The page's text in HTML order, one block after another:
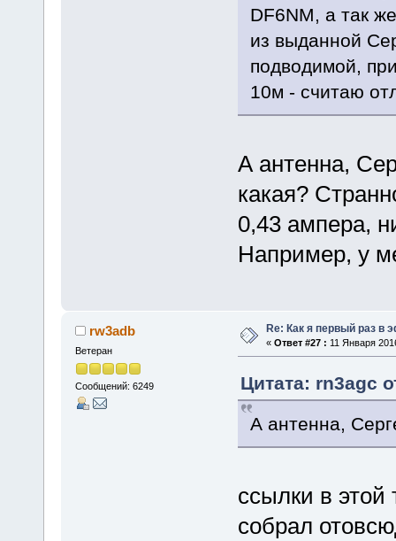
DF6NM, а так
из выданной
подводимой,
10м - считаю
А антенна,
какая?
0,43 ампера,
Например, у
rw3adb
Ветеран
Сообщений: 6249
Re: Как я первый раз в
« Ответ #27 : 11 Января
Цитата: rn3agc
А антенна,
ссылки в
собрал